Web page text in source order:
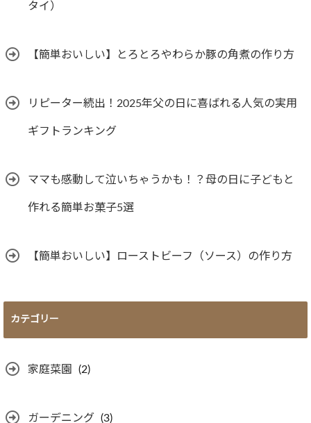
タイ）
【簡単おいしい】とろとろやわらか豚の角煮の作り方
リピーター続出！2025年父の日に喜ばれる人気の実用
ギフトランキング
ママも感動して泣いちゃうかも！？母の日に子どもと
作れる簡単お菓子5選
【簡単おいしい】ローストビーフ（ソース）の作り方
カテゴリー
家庭菜園 (2)
ガーデニング (3)